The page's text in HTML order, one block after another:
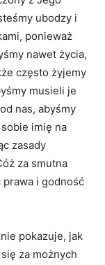
ubodzy i
ponieważ
nawet życia,
często żyjemy
musieli je
nas, abyśmy
imię na
zasady
za smutna
prawa i godność
pokazuje, jak
za możnych